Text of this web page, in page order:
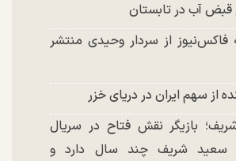
قبض آب در تابستان
از سردار وحیدی منتشر
از سهم ایران در دریای خزر
بازیگر نقش فتاح در سریال
سعید شریف چند سال دارد و